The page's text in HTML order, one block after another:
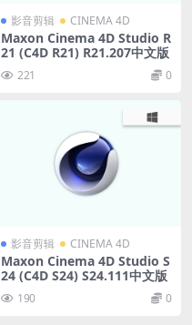
影音剪辑 CINEMA 4D
Maxon Cinema 4D Studio R
21 (C4D R21) R21.207中文版
221 0
影音剪辑 CINEMA 4D
Maxon Cinema 4D Studio S
24 (C4D S24) S24.111中文版
190 0